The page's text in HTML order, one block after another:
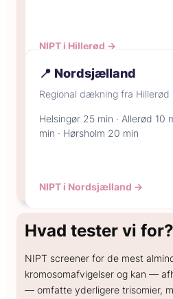
NIPT i Hillerød →
📍 Nordsjælland
Regional dækning fra Hillerød
Helsingør 25 min · Allerød 10
min · Hørsholm 20 min
NIPT i Nordsjælland →
Hvad tester vi for?
NIPT screener for de mest
kromosomafvigelser og kan —
— omfatte yderligere trisomier,